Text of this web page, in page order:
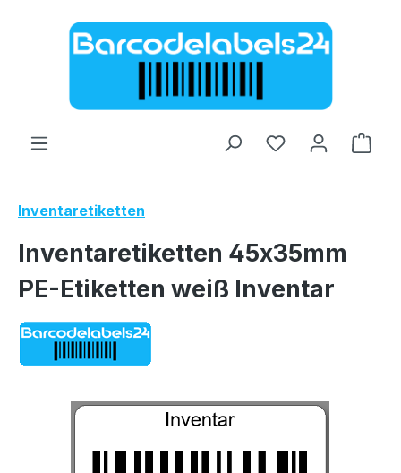
Zum Hauptinhalt springen
Inventaretiketten
Inventaretiketten 45x35mm
PE-Etiketten weiß Inventar
Bildergalerie überspringen